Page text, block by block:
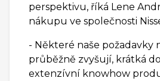
perspektivu, říká Lene
nákupu ve společnosti
- Některé naše požadavky
průběžně zvyšují, krátká
extenzívní knowhow